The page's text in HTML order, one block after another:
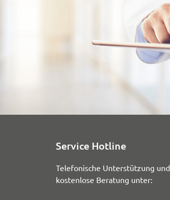
Service Hotline
Telefonische Unterstützung und
kostenlose Beratung unter: